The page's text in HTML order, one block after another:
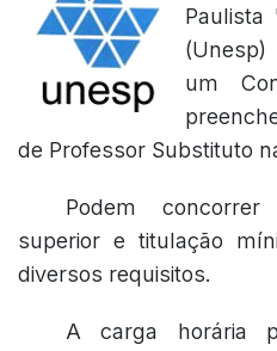
(Unesp)
um
de Professor Substituto
Podem
superior e titulação
diversos requisitos.
A carga horária